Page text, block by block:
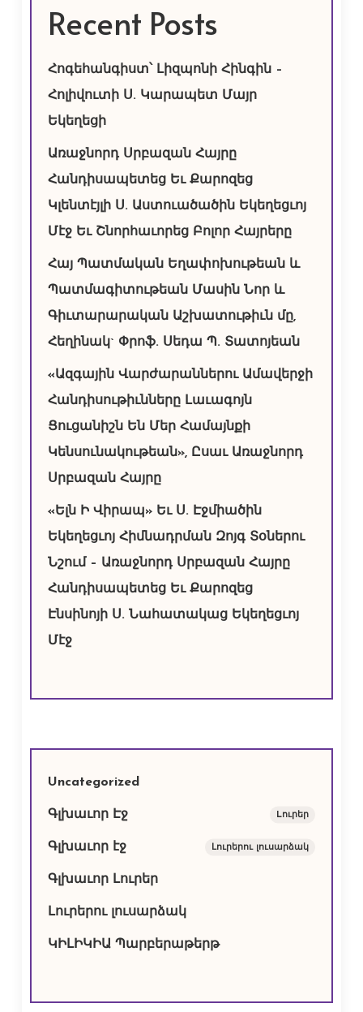
Recent Posts
Հոգեհանգիստ՝ Լիզպոնի Հինգին –
Հոլիվուտի Ս. Կարապետ Մայր
Եկեղեցի
Առաջնորդ Սրբազան Հայրը
Հանդիսապետեց Եւ Քարոզեց
Կլենտէյլի Ս. Աստուածածին Եկեղեցւոյ
Մէջ Եւ Շնորհաւորեց Բոլոր Հայրերը
Հայ Պատմական Եղափոխութեան և
Պատմագիտութեան Մասին Նոր և
Գիւտարարական Աշխատութիւն մը,
Հեղինակ` Փրոֆ. Սեդա Պ. Տատոյեան
«Ազգային Վարժարաններու Ամավերջի
Հանդիսութիւնները Լաւագոյն
Ցուցանիշն Են Մեր Համայնքի
Կենսունակութեան», Ըսաւ Առաջնորդ
Սրբազան Հայրը
«Ելն Ի Վիրապ» Եւ Ս. Էջմիածին
Եկեղեցւոյ Հիմնադրման Զոյգ Տօներու
Նշում – Առաջնորդ Սրբազան Հայրը
Հանդիսապետեց Եւ Քարոզեց
Էնսինոյի Ս. Նահատակաց Եկեղեցւոյ
Մէջ
Uncategorized
Գլխաւոր Էջ Lուրեր
Գլխաւոր էջ Լուրերու լուսարձակ
Գլխաւոր Լուրեր
Լուրերու լուսարձակ
ԿԻԼԻԿԻԱ Պարբերաթերթ